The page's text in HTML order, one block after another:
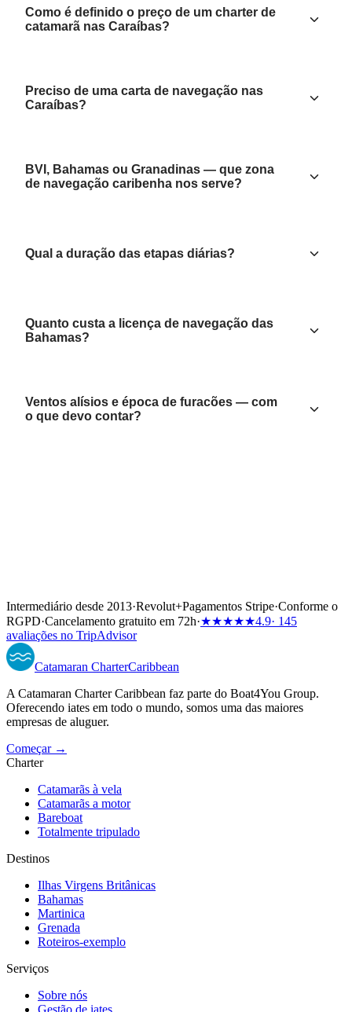
Como é definido o preço de um charter de
catamarã nas Caraíbas?
Preciso de uma carta de navegação nas
Caraíbas?
BVI, Bahamas ou Granadinas — que zona
de navegação caribenha nos serve?
Qual a duração das etapas diárias?
Quanto custa a licença de navegação das
Bahamas?
Ventos alísios e época de furacões — com
o que devo contar?
Intermediário desde 2013·Revolut+Pagamentos Stripe·Conforme o
RGPD·Cancelamento gratuito em 72h·★★★★★4.9· 145
avaliações no TripAdvisor
Catamaran CharterCaribbean
A Catamaran Charter Caribbean faz parte do Boat4You Group.
Oferecendo iates em todo o mundo, somos uma das maiores
empresas de aluguer.
Começar →
Charter
Catamarãs à vela
Catamarãs a motor
Bareboat
Totalmente tripulado
Destinos
Ilhas Virgens Britânicas
Bahamas
Martinica
Grenada
Roteiros-exemplo
Serviços
Sobre nós